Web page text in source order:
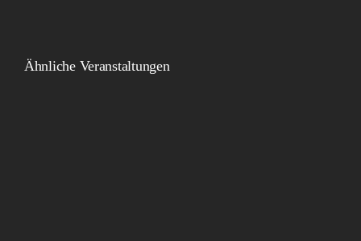
Ähnliche Veranstaltungen